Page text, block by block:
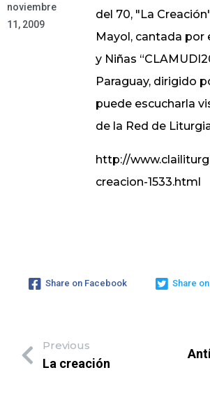
noviembre
11, 2009
del 70, "La
Mayol, cantada por
y Niñas
Paraguay, dirigido
puede escucharla
de la Red de
http://
creacion-1533.html
Share on Facebook Share
Previous
La creación